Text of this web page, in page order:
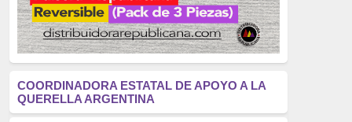
genocidio
(1234)
mujer
(1070)
Eventos
(914)
COORDINADORA ESTATAL DE APOYO A LA
QUERELLA ARGENTINA